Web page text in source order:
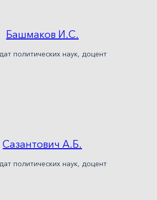
Башмаков И.С.
политических наук, доцент
Сазантович А.Б.
политических наук, доцент